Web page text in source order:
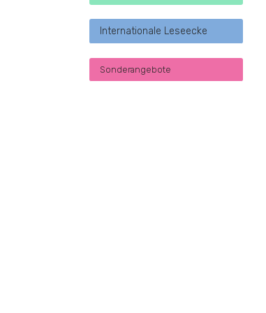
Internationale Leseecke
Sonderangebote